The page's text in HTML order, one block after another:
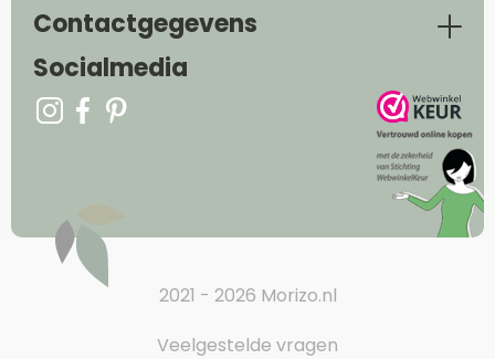
Contactgegevens
Socialmedia
2021 - 2026 Morizo.nl
Veelgestelde vragen